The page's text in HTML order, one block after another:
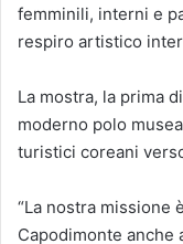
femminili, interni e
respiro artistico
La mostra, la prima
moderno polo
turistici coreani
“La nostra missione
Capodimonte anche